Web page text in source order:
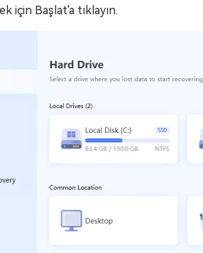
için Başlat'a tıklayın.